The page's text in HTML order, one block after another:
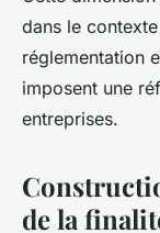
dans le
réglementation
imposent une
entreprises.
de la